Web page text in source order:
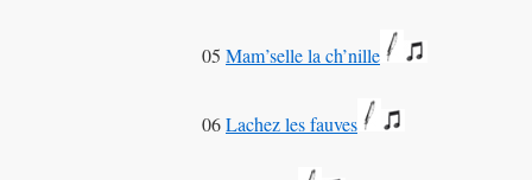
05 Mam’selle la ch’nille
06Lachez les fauves